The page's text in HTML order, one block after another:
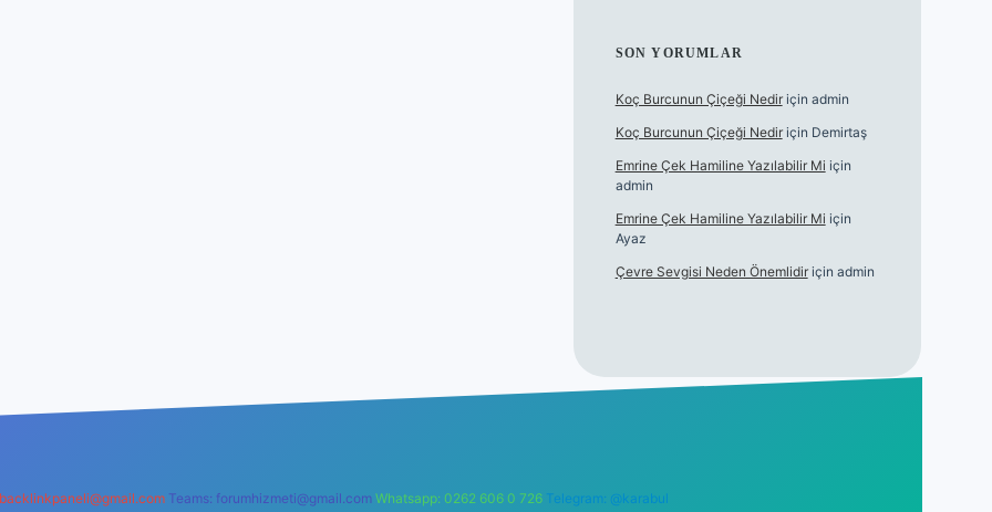
SON YORUMLAR
Koç Burcunun Çiçeği Nediriçin admin
Koç Burcunun Çiçeği Nediriçin Demirtaş
Emrine Çek Hamiline Yazılabilir Mi için
admin
Emrine Çek Hamiline Yazılabilir Mi için
Ayaz
Çevre Sevgisi Neden Önemlidiriçin admin
backlinkpaneli@gmail.com Teams: forumhizmeti@gmail.com Whatsapp: 0262 606 0 726 Telegram: @karabul